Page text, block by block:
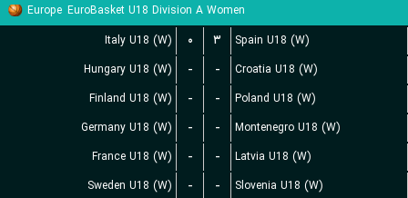
Europe EuroBasket U18 Division A Women
Italy U18 (W)
۰ ۳
Spain U18 (W)
Hungary U18 (W)
- -
Croatia U18 (W)
Finland U18 (W)
- -
Poland U18 (W)
Germany U18 (W)
- -
Montenegro U18 (W)
France U18 (W)
- -
Latvia U18 (W)
Sweden U18 (W)
- - Slovenia U18 (W)